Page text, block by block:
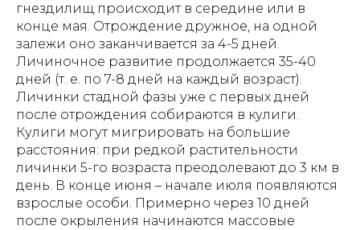
гнездилищ происходит в середине или в
конце мая. Отрождение дружное, на одной
залежи оно заканчивается за 4-5 дней.
Личиночное развитие продолжается 35-40
дней (т. е. по 7-8 дней на каждый возраст).
Личинки стадной фазы уже с первых дней
после отрождения собираются в кулиги.
Кулиги могут мигрировать на большие
расстояния: при редкой растительности
личинки 5-го возраста преодолевают до 3 км в
день. В конце июня – начале июля появляются
взрослые особи. Примерно через 10 дней
после окрыления начинаются массовые